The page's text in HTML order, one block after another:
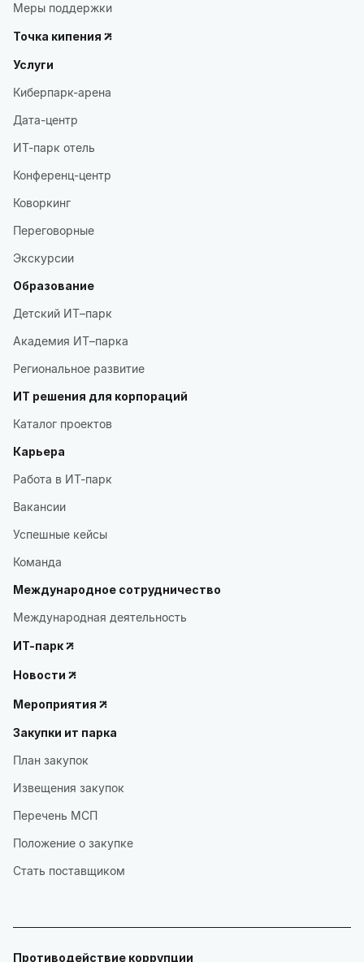
Меры поддержки
Точка кипения
Услуги
Киберпарк-арена
Дата-центр
ИТ-парк отель
Конференц-центр
Коворкинг
Переговорные
Экскурсии
Образование
Детский ИТ–парк
Академия ИТ–парка
Региональное развитие
ИТ решения для корпораций
Каталог проектов
Карьера
Работа в ИТ-парк
Вакансии
Успешные кейсы
Команда
Международное сотрудничество
Международная деятельность
ИТ-парк
Новости
Мероприятия
Закупки ит парка
План закупок
Извещения закупок
Перечень МСП
Положение о закупке
Стать поставщиком
Противодействие коррупции